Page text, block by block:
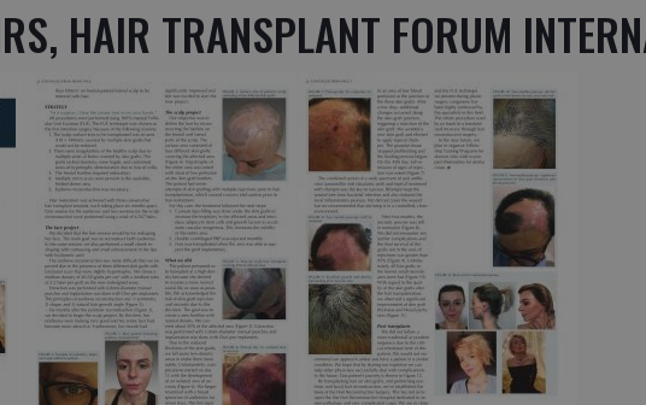
HAIR TRANSPLANT FORUM